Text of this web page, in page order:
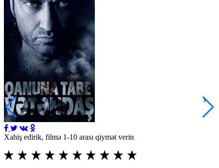
Xahiş edirik, filmə 1-10 arası qiymət verin